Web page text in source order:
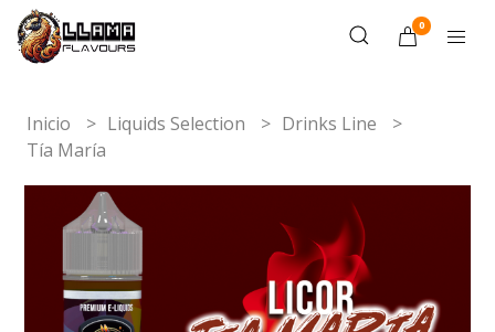
0
Inicio Liquids Selection
Drinks Line
Tía María